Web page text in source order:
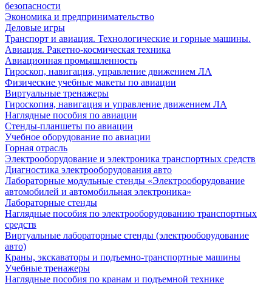
безопасности
Экономика и предпринимательство
Деловые игры
Транспорт и авиация. Технологические и горные машины.
Авиация. Ракетно-космическая техника
Авиационная промышленность
Гироскоп, навигация, управление движением ЛА
Физические учебные макеты по авиации
Виртуальные тренажеры
Гироскопия, навигация и управление движением ЛА
Наглядные пособия по авиации
Стенды-планшеты по авиации
Учебное оборудование по авиации
Горная отрасль
Электрооборудование и электроника транспортных средств
Диагностика электрооборудования авто
Лабораторные модульные стенды «Электрооборудование
автомобилей и автомобильная электроника»
Лабораторные стенды
Наглядные пособия по электрооборудованию транспортных
средств
Виртуальные лабораторные стенды (электрооборудование
авто)
Краны, экскаваторы и подъемно-транспортные машины
Учебные тренажеры
Наглядные пособия по кранам и подъемной технике